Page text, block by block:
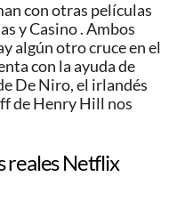
con otras películas
y Casino . Ambos
algún otro cruce en el
con la ayuda de
De Niro, el irlandés
de Henry Hill nos
reales Netflix